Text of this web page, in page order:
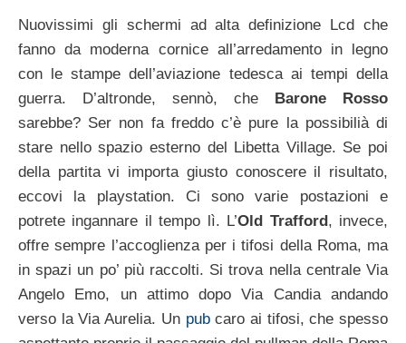
Nuovissimi gli schermi ad alta definizione Lcd che
fanno da moderna cornice all’arredamento in legno
con le stampe dell’aviazione tedesca ai tempi della
guerra. D’altronde, sennò, che Barone Rosso
sarebbe? Ser non fa freddo c’è pure la possibilià di
stare nello spazio esterno del Libetta Village. Se poi
della partita vi importa giusto conoscere il risultato,
eccovi la playstation. Ci sono varie postazioni e
potrete ingannare il tempo lì. L’Old Trafford, invece,
offre sempre l’accoglienza per i tifosi della Roma, ma
in spazi un po’ più raccolti. Si trova nella centrale Via
Angelo Emo, un attimo dopo Via Candia andando
verso la Via Aurelia. Un pubcaro ai tifosi, che spesso